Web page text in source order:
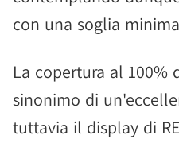
con una soglia
La copertura al 100%
sinonimo di
tuttavia il display di